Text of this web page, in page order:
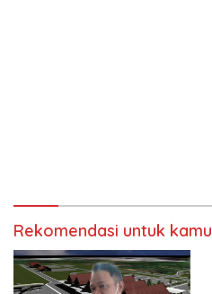
Rekomendasi untuk kamu